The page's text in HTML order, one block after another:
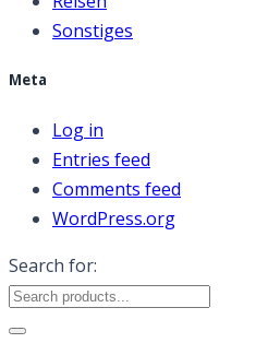
Sonstiges
Meta
Log in
Entries feed
Comments feed
WordPress.org
Search for: